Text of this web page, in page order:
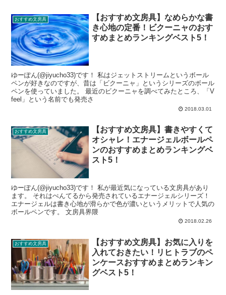
おすすめ文房具
【おすすめ文房具】なめらかな書
き心地の定番！ビクーニャのおす
すめまとめランキングベスト5！
ゆーぽん(@jiyucho33)です！ 私はジェットストリームというボール
ペンが好きなのですが、昔は「ビクーニャ」というシリーズのボール
ペンを使っていました。 最近のビクーニャを調べてみたところ、「V
feel」という名前でも発売さ
2018.03.01
おすすめ文房具
【おすすめ文房具】書きやすくて
オシャレ！エナージェルボールペ
ンのおすすめまとめランキングベ
スト5！
ゆーぽん(@jiyucho33)です！ 私が最近気になっている文房具があり
ます。 それはぺんてるから発売されているエナージェルシリーズ！
エナージェルは書き心地が滑らかで色が濃いというメリットで人気の
ボールペンです。 文房具界隈
2018.02.26
おすすめ文房具
【おすすめ文房具】お気に入りを
入れておきたい！リヒトラブのペ
ンケースおすすめまとめランキン
グベスト5！